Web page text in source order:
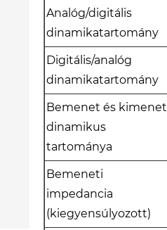
Analóg/digitális
dinamikatartomány
Digitális/analóg
dinamikatartomány
Bemenet és kimenet
dinamikus
tartománya
Bemeneti
impedancia
(kiegyensúlyozott)